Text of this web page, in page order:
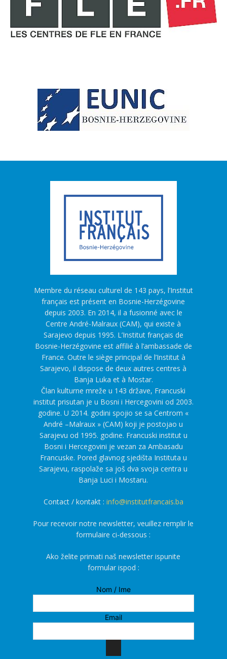
Membre du réseau culturel de 143 pays, l’Institut
français est présent en Bosnie-Herzégovine
depuis 2003. En 2014, il a fusionné avec le
Centre André-Malraux (CAM), qui existe à
Sarajevo depuis 1995. L’Institut français de
Bosnie-Herzégovine est affilié à l’ambassade de
France. Outre le siège principal de l’Institut à
Sarajevo, il dispose de deux autres centres à
Banja Luka et à Mostar.
Član kulturne mreže u 143 države, Francuski
institut prisutan je u Bosni i Hercegovini od 2003.
godine. U 2014. godini spojio se sa Centrom «
André –Malraux » (CAM) koji je postojao u
Sarajevu od 1995. godine. Francuski institut u
Bosni i Hercegovini je vezan za Ambasadu
Francuske. Pored glavnog sjedišta Instituta u
Sarajevu, raspolaže sa još dva svoja centra u
Banja Luci i Mostaru.
Contact / kontakt : info@institutfrancais.ba
Pour recevoir notre newsletter, veuillez remplir le
formulaire ci-dessous :
Ako želite primati naš newsletter ispunite
formular ispod :
Nom / Ime
Email